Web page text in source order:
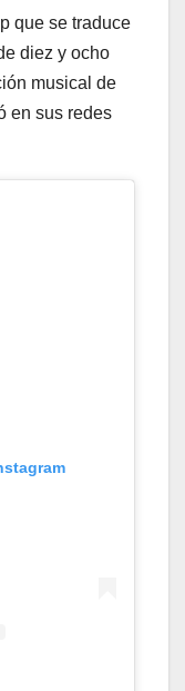
que se traduce
diez y ocho
musical de
en sus redes